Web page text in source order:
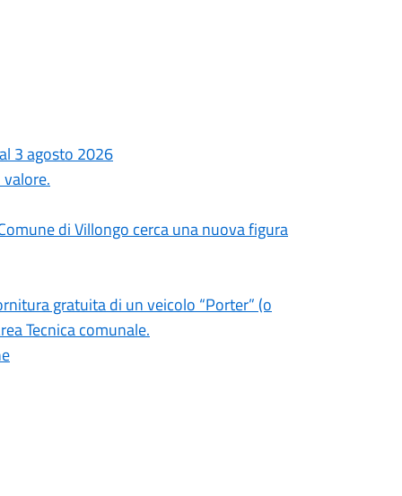
3 agosto 2026
di Villongo cerca una nuova figura
gratuita di un veicolo “Porter” (o
Tecnica comunale.